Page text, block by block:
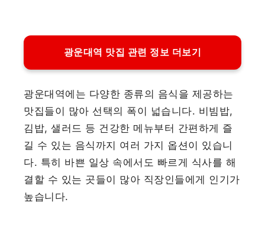
광운대역 맛집 관련 정보 더보기
광운대역에는 다양한 종류의 음식을 제공하는
맛집들이 많아 선택의 폭이 넓습니다. 비빔밥,
김밥, 샐러드 등 건강한 메뉴부터 간편하게 즐
길 수 있는 음식까지 여러 가지 옵션이 있습니
다. 특히 바쁜 일상 속에서도 빠르게 식사를 해
결할 수 있는 곳들이 많아 직장인들에게 인기가
높습니다.